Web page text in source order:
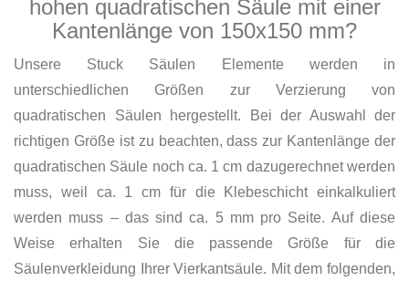
hohen quadratischen Säule mit einer
Kantenlänge von 150x150 mm?
Unsere Stuck Säulen Elemente werden in
unterschiedlichen Größen zur Verzierung von
quadratischen Säulen hergestellt. Bei der Auswahl der
richtigen Größe ist zu beachten, dass zur Kantenlänge der
quadratischen Säule noch ca. 1 cm dazugerechnet werden
muss, weil ca. 1 cm für die Klebeschicht einkalkuliert
werden muss – das sind ca. 5 mm pro Seite. Auf diese
Weise erhalten Sie die passende Größe für die
Säulenverkleidung Ihrer Vierkantsäule. Mit dem folgenden,